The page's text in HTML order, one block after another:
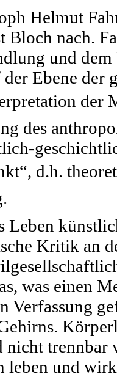
Helmut
Bloch nach.
und dem
Ebene
der
des
d.h.
Leben
Kritik an
was einen
Verfassung
trennbar
leben und